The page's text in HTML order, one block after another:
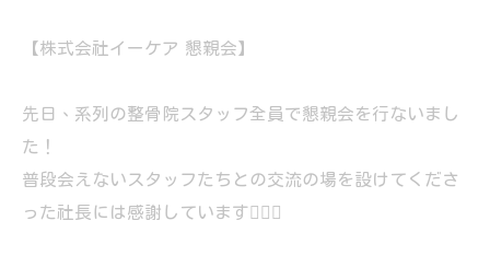
【株式会社イーケア 懇親会】
先日、系列の整骨院スタッフ全員で懇親会を行ないまし
た！
普段会えないスタッフたちとの交流の場を設けてくださ
った社長には感謝しています🙇🏻‍♂️